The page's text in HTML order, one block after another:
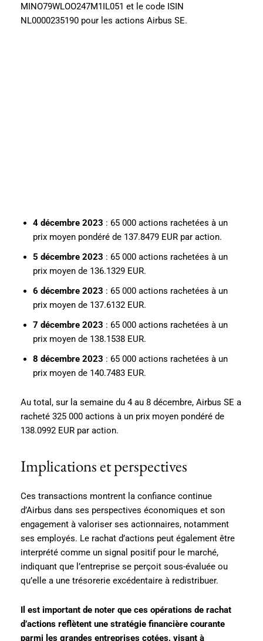
MINO79WLOO247M1IL051 et le code ISIN
NL0000235190 pour les actions Airbus SE.
4 décembre 2023 : 65 000 actions rachetées à un
prix moyen pondéré de 137.8479 EUR par action.
5 décembre 2023 : 65 000 actions rachetées à un
prix moyen de 136.1329 EUR.
6 décembre 2023 : 65 000 actions rachetées à un
prix moyen de 137.6132 EUR.
7 décembre 2023 : 65 000 actions rachetées à un
prix moyen de 138.1538 EUR.
8 décembre 2023 : 65 000 actions rachetées à un
prix moyen de 140.7483 EUR.
Au total, sur la semaine du 4 au 8 décembre, Airbus SE a
racheté 325 000 actions à un prix moyen pondéré de
138.0992 EUR par action.
Implications et perspectives
Ces transactions montrent la confiance continue
d’Airbus dans ses perspectives économiques et son
engagement à valoriser ses actionnaires, notamment
ses employés. Le rachat d’actions peut également être
interprété comme un signal positif pour le marché,
indiquant que l’entreprise se perçoit sous-évaluée ou
qu’elle a une trésorerie excédentaire à redistribuer.
Il est important de noter que ces opérations de rachat
d’actions reflètent une stratégie financière courante
parmi les grandes entreprises cotées, visant à